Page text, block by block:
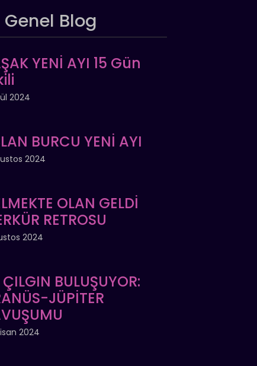
Genel Blog
YENİ AYI 15 Gün
2024
BURCU YENİ AYI
2024
OLAN GELDİ
RETROSU
2024
BULUŞUYOR:
JÜPİTER
2024